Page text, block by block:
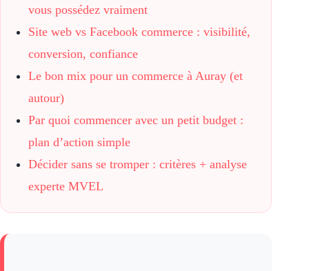
vous possédez vraiment
Site web vs Facebook commerce : visibilité,
conversion, confiance
Le bon mix pour un commerce à Auray (et
autour)
Par quoi commencer avec un petit budget :
plan d’action simple
Décider sans se tromper : critères + analyse
experte MVEL